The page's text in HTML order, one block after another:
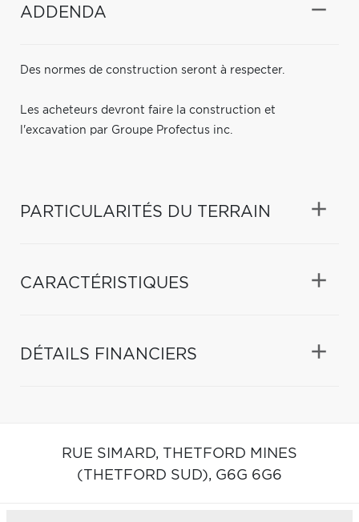
ADDENDA
Des normes de construction seront à respecter.
Les acheteurs devront faire la construction et
l'excavation par Groupe Profectus inc.
PARTICULARITÉS DU TERRAIN
CARACTÉRISTIQUES
DÉTAILS FINANCIERS
RUE SIMARD, THETFORD MINES
(THETFORD SUD), G6G 6G6